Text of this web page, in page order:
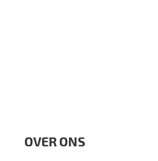
OVER ONS